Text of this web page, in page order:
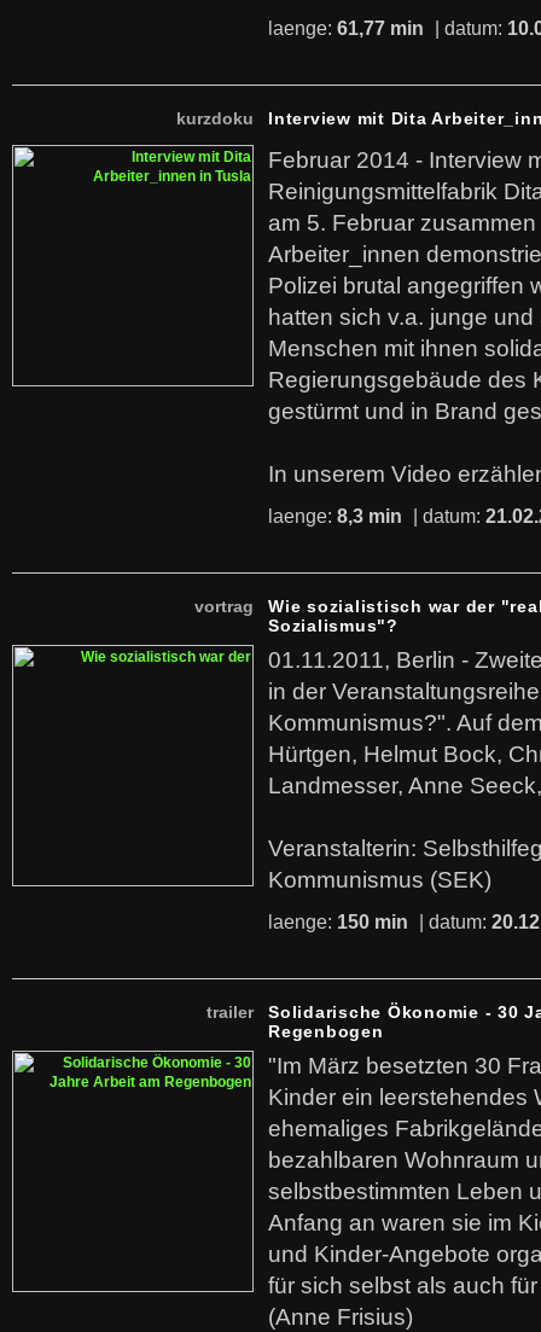
laenge: 61,77 min | datum:
kurzdoku Interview mit Dita
Februar 2014 - Interview
Reinigungsmittelfabrik
am 5. Februar
Arbeiter_innen
Polizei brutal angegriffen
hatten sich v.a. junge
Menschen mit ihnen
Regierungsgebäude des
gestürmt und in Brand
In unserem Video
laenge: 8,3 min | datum:
vortrag
Wie sozialistisch war der
Sozialismus"?
01.11.2011, Berlin -
in der
Kommunismus?". Auf
Hürtgen, Helmut Bock,
Landmesser, Anne
Veranstalterin:
Kommunismus (SEK)
laenge: 150 min | datum:
trailer
Solidarische Ökonomie - 30
Regenbogen
"Im März besetzten 30
Kinder ein leerstehendes
ehemaliges
bezahlbaren Wohnraum
selbstbestimmten Leben
Anfang an waren sie im
und Kinder-Angebote
für sich selbst als auch
(Anne Frisius)